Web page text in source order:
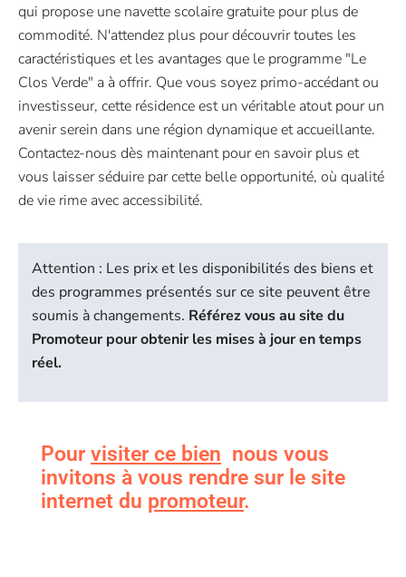
qui propose une navette scolaire gratuite pour plus de
commodité. N'attendez plus pour découvrir toutes les
caractéristiques et les avantages que le programme "Le
Clos Verde" a à offrir. Que vous soyez primo-accédant ou
investisseur, cette résidence est un véritable atout pour un
avenir serein dans une région dynamique et accueillante.
Contactez-nous dès maintenant pour en savoir plus et
vous laisser séduire par cette belle opportunité, où qualité
de vie rime avec accessibilité.
Attention : Les prix et les disponibilités des biens et
des programmes présentés sur ce site peuvent être
soumis à changements. Référez vous au site du
Promoteur pour obtenir les mises à jour en temps
réel.
Pour visiter ce bien nous vous
invitons à vous rendre sur le site
internet du promoteur.